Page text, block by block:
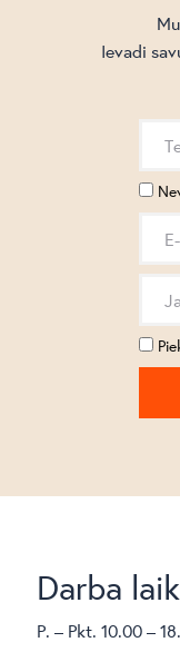
Ievadi
Darba
P. – Pkt. 10.00 –